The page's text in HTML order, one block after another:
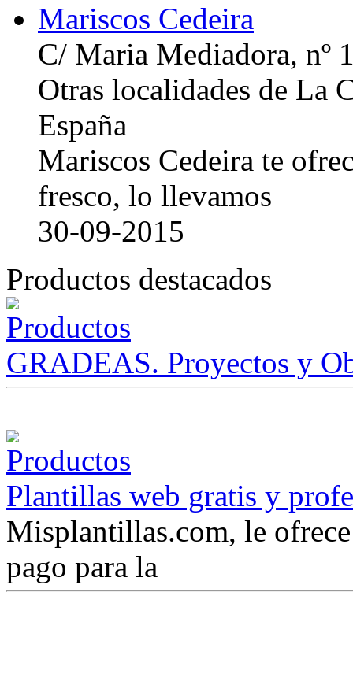
Mariscos Cedeira
C/ Maria Mediadora, nº
Otras localidades de La
España
Mariscos Cedeira te
fresco, lo llevamos
30-09-2015
Productos destacados
GRADEAS. Proyectos y
Plantillas web gratis y
Misplantillas.com, le
pago para la